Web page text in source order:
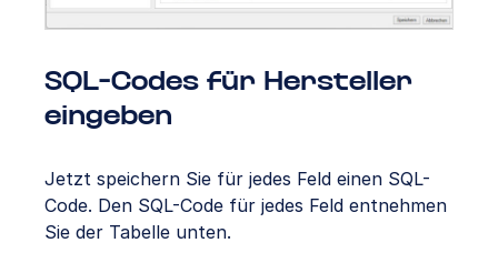
SQL-Codes für Hersteller
eingeben
Jetzt speichern Sie für jedes Feld einen SQL-
Code. Den SQL-Code für jedes Feld entnehmen
Sie der Tabelle unten.